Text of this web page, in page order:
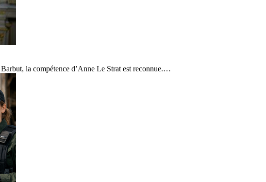
la compétence d’Anne Le Strat est reconnue.…